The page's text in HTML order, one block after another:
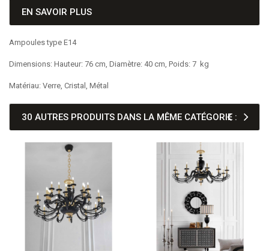
EN SAVOIR PLUS
Ampoules type E14
Dimensions: Hauteur: 76 cm, Diamètre: 40 cm, Poids: 7 kg
Matériau: Verre, Cristal, Métal
30 AUTRES PRODUITS DANS LA MÊME CATÉGORIE :